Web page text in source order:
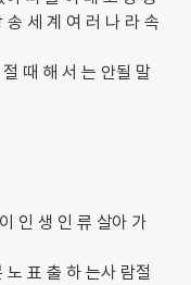
송 세 계 여 러 나 라 속
때 해 서 는 안될 말
인 생 인 류 살아 가
표 출 하 는사 람절